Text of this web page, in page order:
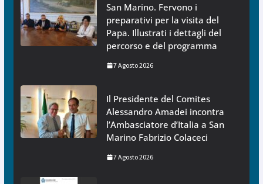
San Marino. Fervono i
preparativi per la visita del
Papa. Illustrati i dettagli del
percorso e del programma
7 Agosto 2026
Il Presidente del Comites
Alessandro Amadei incontra
l’Ambasciatore d’Italia a San
Marino Fabrizio Colaceci
7 Agosto 2026